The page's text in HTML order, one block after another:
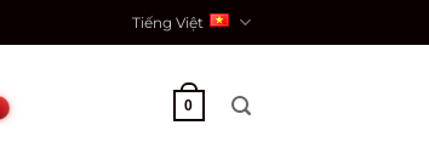
Tiếng Việt
0